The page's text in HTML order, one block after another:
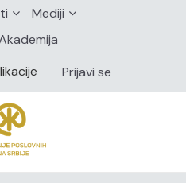
Mediji
Prijavi se